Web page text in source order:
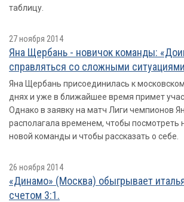
таблицу.
27 ноября 2014
Яна Щербань - новичок команды:
справляться со сложными
Яна Щербань присоединилась к
днях и уже в ближайшее время примет
Однако в заявку на матч Лиги чемпионов
располагала временем, чтобы посмотреть
новой команды и чтобы рассказать о себе.
26 ноября 2014
«Динамо» (Москва) обыгрывает
счетом 3:1.